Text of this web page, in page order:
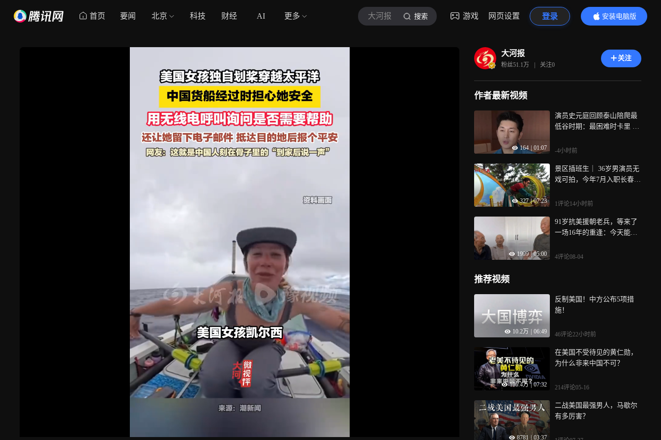
首页 要闻 北京 科技 财经 AI 更多 大河报 搜索 游戏 网页设置 登录
安装电脑版
内容更精彩
大河报
粉丝51.1万 | 关注0
关注
作者最新视频
164 01:07
演员史元庭回顾泰山陪爬最
低谷时期：最困难时卡里 只
-4小时前
327 | 07:23
景区插班生｜ 36岁男演员无
戏可拍，今年7月入职长春市
C，在景区，他经历过舞台
捧场感动落泪，他首次谈及
薪资待遇，称能多赚钱也不
1评论14小时前
1999 05:00
91岁抗美援朝老兵，等来了
一场16年的重逢：今天能坐
4评论08-04
推荐视频
10.2万 06:49
反制美国！中方公布5项措
施！
46评论22小时前
105.4万 | 07:32
在美国不受待见的黄仁勋，
为什么非来中国不可？
214评论05-16
8781 03:37
二战美国最强男人，马歇尔
有多厉害？